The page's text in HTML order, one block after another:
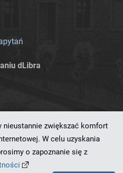
dLibra
nieustannie zwiększać komfort
W celu uzyskania
o zapoznanie się z